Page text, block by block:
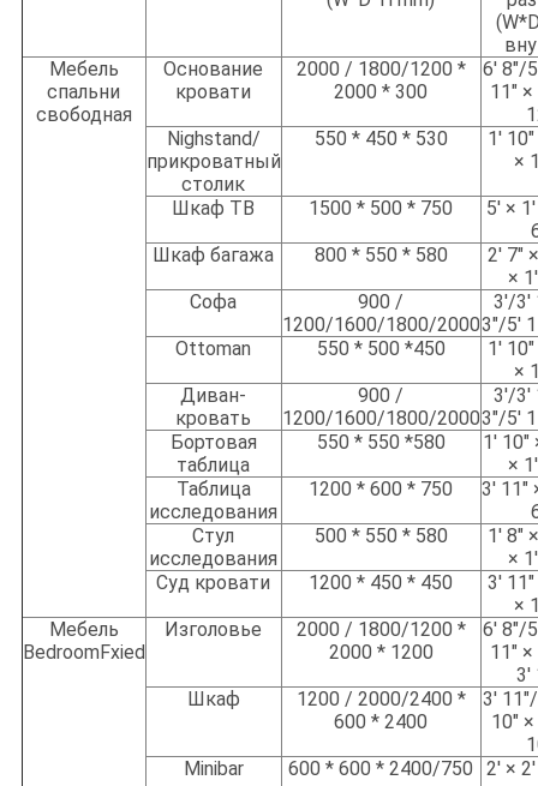
Мебель
спальни
свободная
Основание
кровати
2000 / 1800/1200 *
2000 * 300
6' 8"/
11" ×
Nighstand/
прикроватный
столик
550 * 450 * 530
1'
×
Шкаф ТВ 1500 * 500 * 750
5' ×
Шкаф багажа
800 * 550 * 580
2' 7"
×
Софа
900 /
1200/1600/1800/2000
3'/3'
3"/5'
Ottoman
550 * 500 *450
1'
×
Диван-
кровать
900 /
1200/1600/1800/2000
3'/3'
3"/5'
Бортовая
таблица
550 * 550 *580
1' 10"
×
Таблица
исследования
1200 * 600 * 750
3' 11"
Стул
исследования
500 * 550 * 580
1' 8"
×
Суд кровати
1200 * 450 * 450
3'
×
Мебель
BedroomFxied
Изголовье
2000 / 1800/1200 *
2000 * 1200
6' 8"/
11" ×
3'
Шкаф
1200 / 2000/2400 *
600 * 2400
3'
10"
Minibar
600 * 600 * 2400/750
2' ×